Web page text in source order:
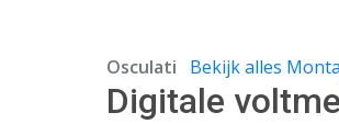
Osculati Bekijk alles
Digitale